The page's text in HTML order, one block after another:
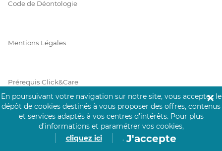
Code de Déontologie
Mentions Légales
Prérequis Click&Care
Protection des Données
En poursuivant votre navigation sur notre site, vous acceptez le
dépôt de cookies destinés à vous proposer des offres, contenus
et services adaptés à vos centres d’intérêts. Pour plus
d’informations et paramétrer vos cookies,
cliquez ici
. J'accepte
✕